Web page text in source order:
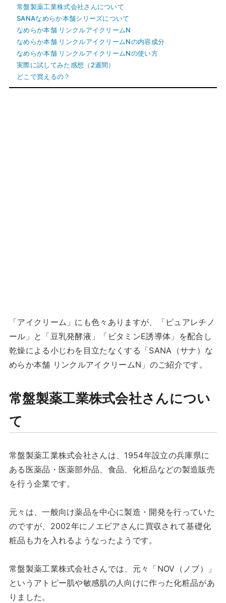
常盤製薬工業株式会社さんについて
SANAなめらか本舗シリーズについて
なめらか本舗 リンクルアイクリームN
なめらか本舗 リンクルアイクリームNの内容成分
なめらか本舗 リンクルアイクリームNの使い方
実際に試してみた感想（2週間）
どこで買えるの？
「アイクリーム」にも色々ありますが、「ピュアレチノ
ール」と「豆乳発酵液」「ビタミンE誘導体」を配合し
乾燥による小じわを目立たなくする「SANA（サナ）な
めらか本舗 リンクルアイクリームN」のご紹介です。
常盤製薬工業株式会社さんについ
て
常盤製薬工業株式会社さんは、1954年設立の兵庫県に
ある医薬品・医薬部外品、食品、化粧品などの製造販売
を行う企業です。
元々は、一般向け薬品を中心に製造・開発を行っていた
のですが、2002年にノエビアさんに買収されて基礎化
粧品も力を入れるようなったようです。
常盤製薬工業株式会社さんでは、元々「NOV（ノブ）」
というアトピー肌や敏感肌の人向けに作った化粧品があ
りました。